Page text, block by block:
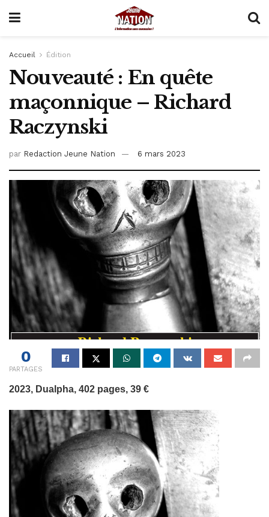
Accueil Édition
Nouveauté : En quête
maçonnique – Richard
Raczynski
par Redaction Jeune Nation 6 mars 2023
0
PARTAGES
2023, Dualpha, 402 pages, 39 €